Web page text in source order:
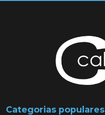
Categorias populares